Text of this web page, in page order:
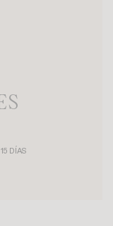
DÍAS